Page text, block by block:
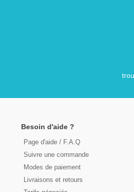
Besoin d'aide ?
Page d'aide / F.A.Q
Suivre une commande
Modes de paiement
Livraisons et retours